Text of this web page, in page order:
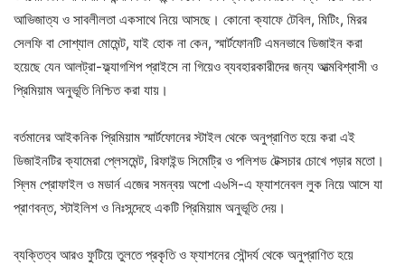
আভিজাত্য ও সাবলীলতা একসাথে নিয়ে আসছে। কোনো ক্যাফে টেবিল, মিটিং, মিরর
সেলফি বা সোশ্যাল মোমেন্ট, যাই হোক না কেন, স্মার্টফোনটি এমনভাবে ডিজাইন করা
হয়েছে যেন আলট্রা-ফ্ল্যাগশিপ প্রাইসে না গিয়েও ব্যবহারকারীদের জন্য আত্মবিশ্বাসী ও
প্রিমিয়াম অনুভূতি নিশ্চিত করা যায়।
বর্তমানের আইকনিক প্রিমিয়াম স্মার্টফোনের স্টাইল থেকে অনুপ্রাণিত হয়ে করা এই
ডিজাইনটির ক্যামেরা প্লেসমেন্ট, রিফাইন্ড সিমেট্রি ও পলিশড টেক্সচার চোখে পড়ার মতো।
স্লিম প্রোফাইল ও মডার্ন এজের সমন্বয় অপো এ৬সি-এ ফ্যাশনেবল লুক নিয়ে আসে যা
প্রাণবন্ত, স্টাইলিশ ও নিঃসন্দেহে একটি প্রিমিয়াম অনুভূতি দেয়।
ব্যক্তিত্ব আরও ফুটিয়ে তুলতে প্রকৃতি ও ফ্যাশনের সৌন্দর্য থেকে অনুপ্রাণিত হয়ে